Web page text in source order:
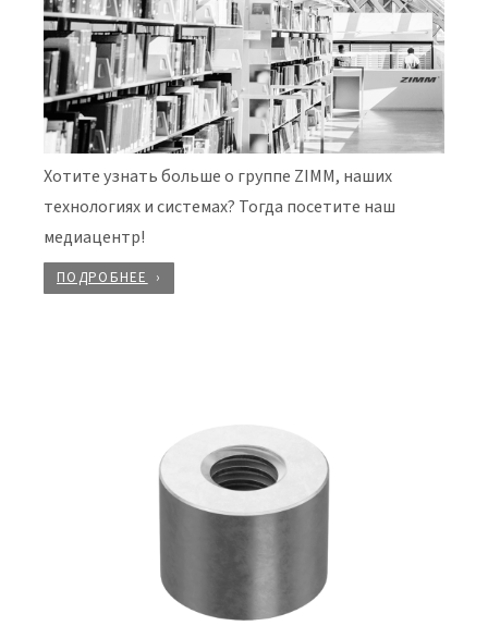
Хотите узнать больше о группе ZIMM, наших
технологиях и системах? Тогда посетите наш
медиацентр!
ПОДРОБНЕЕ